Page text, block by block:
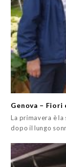
Genova – Fiori
La primavera è
dopo il lungo